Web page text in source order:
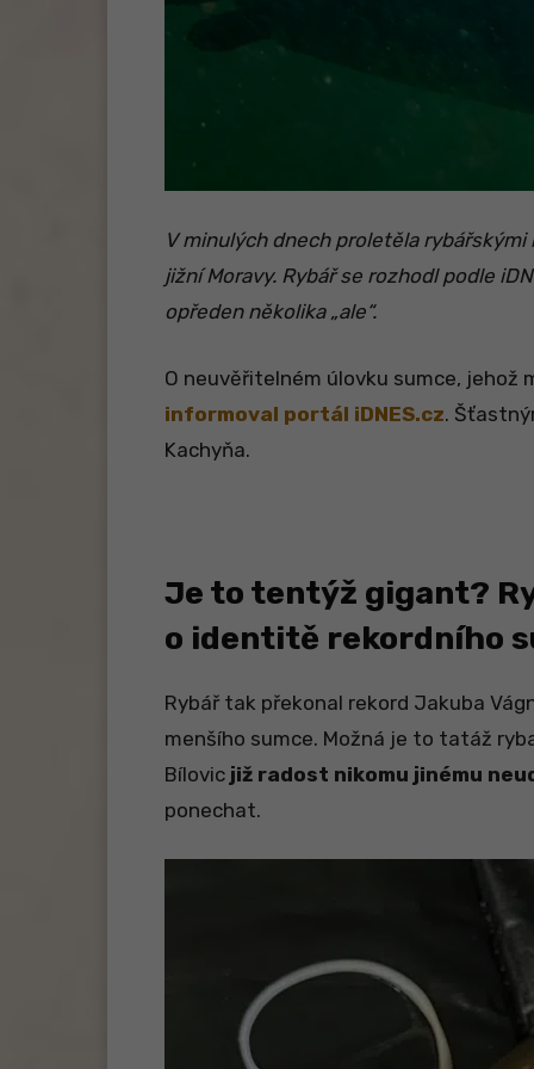
V minulých dnech proletěla
jižní Moravy. Rybář se rozhodl podle
opředen několika „ale“.
O neuvěřitelném úlovku sumce, jehož
informoval portál iDNES.cz.
Kachyňa.
Je to tentýž gigant?
o identitě rekordního
Rybář tak překonal rekord Jakuba
menšího sumce. Možná je to tatáž
Bílovic již radost nikomu jinému
ponechat.